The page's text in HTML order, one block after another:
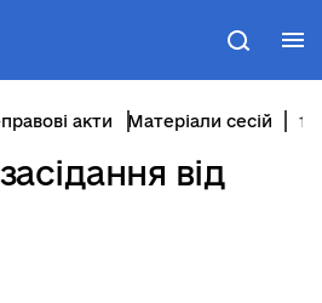
Пошук
акти Матеріали сесій 112 чергове засідання від 26.02.2026
від